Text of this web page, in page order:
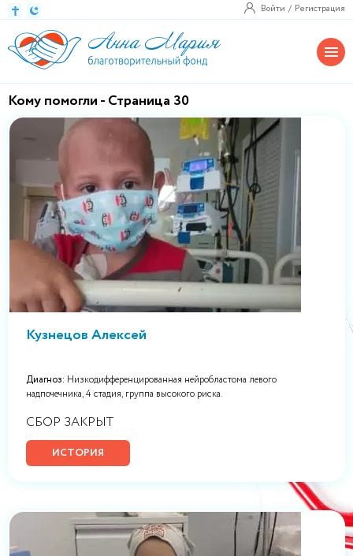
Войти Регистрация
Кому помогли - Страница 30
Кузнецов Алексей
Диагноз: Низкодифференцированная нейробластома левого
надпочечника, 4 стадия, группа высокого риска.
СБОР ЗАКРЫТ
ИСТОРИЯ